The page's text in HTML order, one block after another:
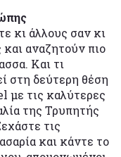
κι άλλους σαν κι
αναζητούν πιο
Και τι
στη δεύτερη θέση
με τις καλύτερες
της Τρυπητής
τις
και κάντε το